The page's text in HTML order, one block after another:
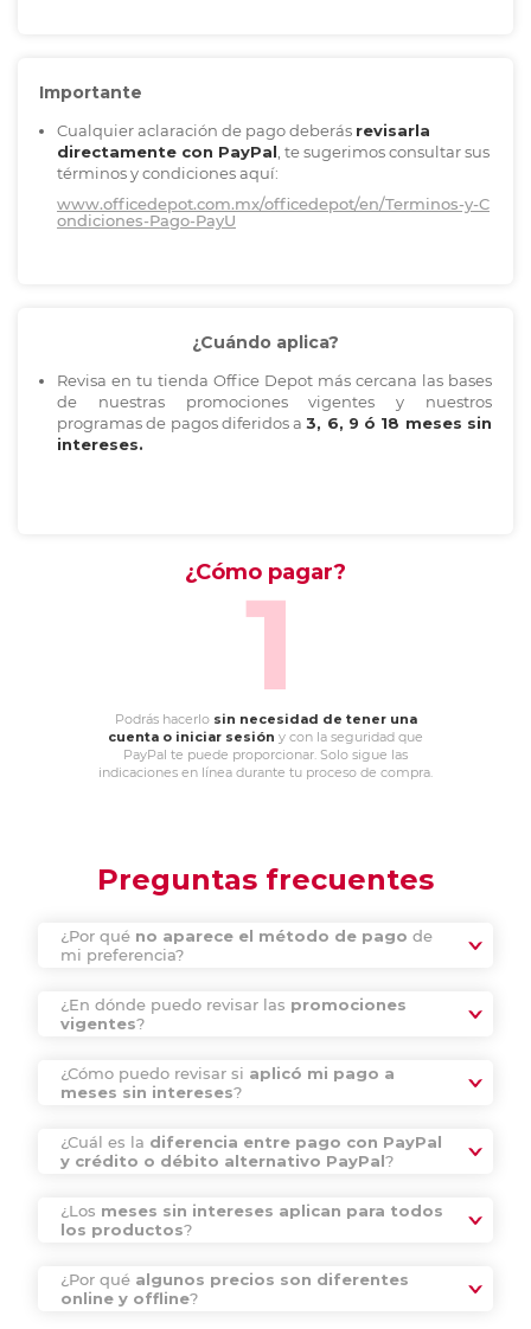
Importante
Cualquier aclaración de pago deberás revisarla
directamente con PayPal te sugerimos consultar sus
términosy condiciones aquí:
www.officedepot.com.mx/officedepot/en/Terminos-y-C
ondiciones-Pago-PayU
¿Cuándo aplica?
Revisa en tu tienda Office Depot más cercana las bases
de nuestras promociones vigentes y nuestros
programas de pagos diferidos a3, 6, 9 ó 18 meses sin
intereses.
¿Cómo pagar?
Podrás hacerlo sin necesidad de tener una
cuenta o iniciar sesión y con la seguridad que
PayPal te puede proporcionar. Solo sigue las
indicaciones en línea durante tu proceso de compra.
Preguntas frecuentes
¿Por qué no aparece el método de pago de
mi preferencia?
¿En dónde puedo revisar las promociones
vigentes?
¿Cómo puedo revisar si aplicó mi pago a
meses sin intereses?
¿Cuál es la diferencia entre pago con PayPal
y crédito o débito alternativo PayPal?
¿Los meses sin intereses aplican para todos
los productos?
¿Por qué algunos precios son diferentes
online y offline?